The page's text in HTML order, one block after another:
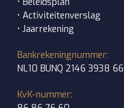
• Activiteitenverslag
• Jaarrekening
Bankrekeningnummer:
NL10 BUNQ 2146 3938 66
KvK-nummer: